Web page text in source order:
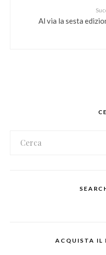
Al via la sesta
ACQUISTA IL